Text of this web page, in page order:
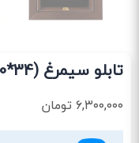
تابلو سیمرغ (34*30)
۶,۳۰۰,۰۰۰ تومان